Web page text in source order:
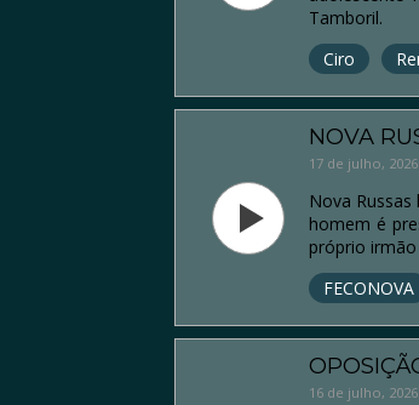
Tamboril.
Ciro
NOVA
17 de julho,
Nova
homem é
próprio
FECONOVA
16 de julho,